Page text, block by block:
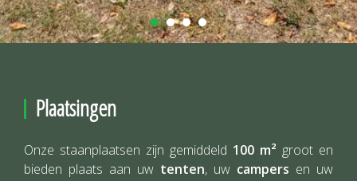
Plaatsingen
Onze staanplaatsen zijn gemiddeld 100 m² groot en
bieden plaats aan uw tenten, uw campers en uw